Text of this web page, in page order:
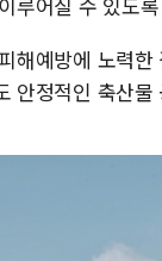
해예방에 노력
안정적인 축산